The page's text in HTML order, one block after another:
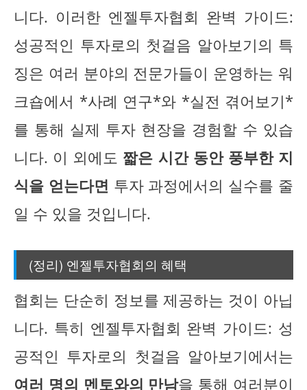
니다. 이러한 엔젤투자협회 완벽 가이드:
성공적인 투자로의 첫걸음 알아보기의 특
징은 여러 분야의 전문가들이 운영하는 워
크숍에서 *사례 연구*와 *실전 겪어보기*
를 통해 실제 투자 현장을 경험할 수 있습
니다. 이 외에도 짧은 시간 동안 풍부한 지
식을 얻는다면 투자 과정에서의 실수를 줄
일 수 있을 것입니다.
(정리) 엔젤투자협회의 혜택
협회는 단순히 정보를 제공하는 것이 아닙
니다. 특히 엔젤투자협회 완벽 가이드: 성
공적인 투자로의 첫걸음 알아보기에서는
여러 명의 멘토와의 만남을 통해 여러분이